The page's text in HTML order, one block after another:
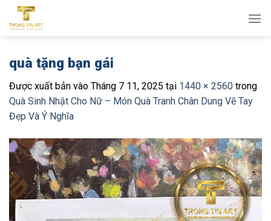
qua
quà tặng bạn gái
Được xuất bản vào Tháng 7 11, 2025 tại 1440 × 2560 trong
Quà Sinh Nhật Cho Nữ – Món Quà Tranh Chân Dung Vẽ Tay
Đẹp Và Ý Nghĩa